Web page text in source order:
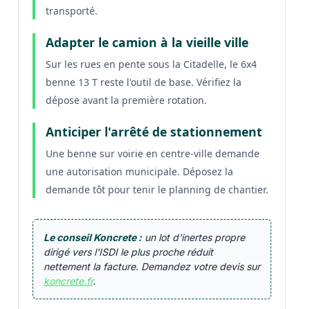
transporté.
Adapter le camion à la vieille ville
Sur les rues en pente sous la Citadelle, le 6x4
benne 13 T reste l'outil de base. Vérifiez la
dépose avant la première rotation.
Anticiper l'arrêté de stationnement
Une benne sur voirie en centre-ville demande
une autorisation municipale. Déposez la
demande tôt pour tenir le planning de chantier.
Le conseil Koncrete :un lot d'inertes propre
dirigé vers l'ISDI le plus proche réduit
nettement la facture. Demandez votre devis sur
koncrete.fr.